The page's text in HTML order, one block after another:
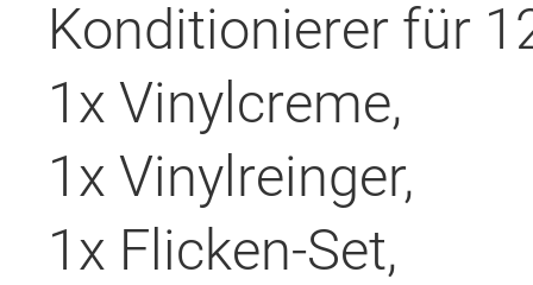
Konditionierer für
1x Vinylcreme,
1x Vinylreinger,
1x Flicken-Set,